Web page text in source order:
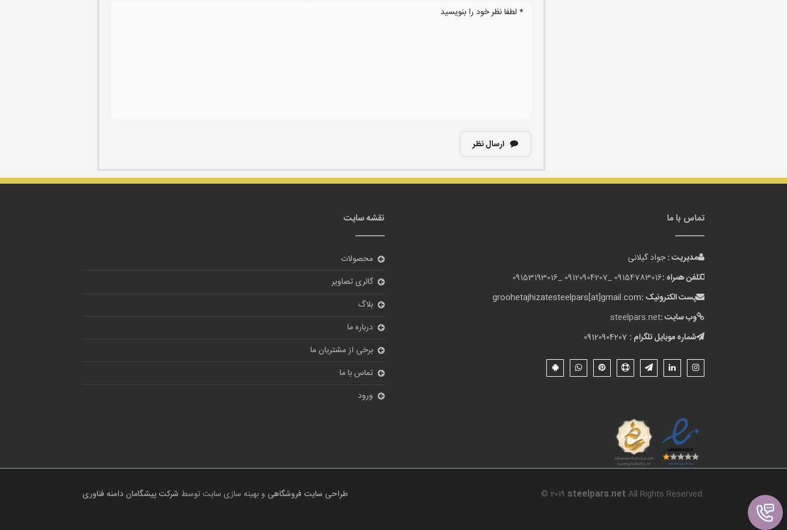
ارسال نظر
تماس با ما
مدیریت :جواد گیلانی
تلفن همراه :09154783016 _
09120904207 _
09153193016
پست الکترونیک :groohetajhizatesteelpars[at]gmail.com
وب سایت :steelpars.net
شماره موبایل تلگرام :
نقشه سایت
محصولات
گالری تصاویر
بلاگ
درباره ما
برخی از مشتریان ما
تماس با ما
ورود
© 2019 steelpars.net All Rights Reserved. طراحی سایت فروشگاهی و بهینه سازی سایت توسط شرکت پیشگامان دامنه فناوری